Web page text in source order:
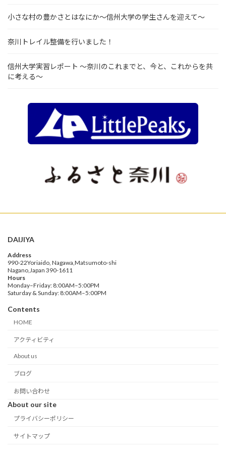
小さな村の豊かさとはなにか～信州大学の学生さんを迎えて～
奈川トレイル整備を行いました！
信州大学実習レポート ～奈川のこれまでと、今と、これからを共
に考える～
DAIJIYA
Address
990-22Yoriaido, Nagawa,Matsumoto-shi
Nagano,Japan 390-1611
Hours
Monday–Friday: 8:00AM–5:00PM
Saturday & Sunday: 8:00AM–5:00PM
Contents
HOME
アクティビティ
About us
ブログ
お問い合わせ
About our site
プライバシーポリシー
サイトマップ